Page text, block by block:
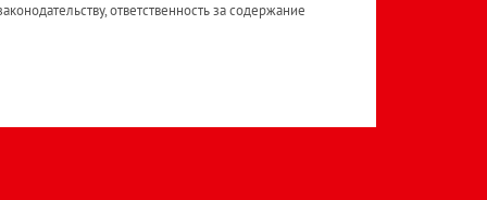
ответственность за содержание